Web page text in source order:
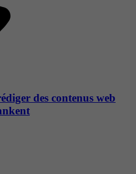
des contenus web